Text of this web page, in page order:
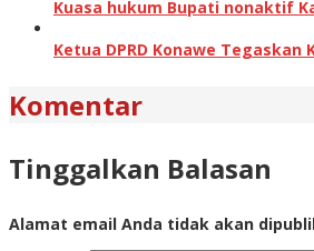
Kuasa hukum Bupati nonaktif
Ketua DPRD Konawe
Komentar
Tinggalkan Balasan
Alamat email Anda tidak akan